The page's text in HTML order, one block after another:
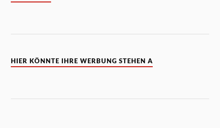
HIER KÖNNTE IHRE WERBUNG STEHEN A